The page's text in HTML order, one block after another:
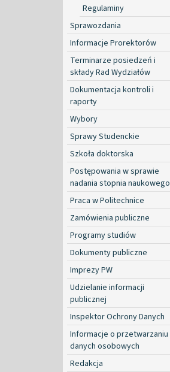
Regulaminy
Sprawozdania
Informacje Prorektorów
Terminarze posiedzeń i
składy Rad Wydziałów
Dokumentacja kontroli i
raporty
Wybory
Sprawy Studenckie
Szkoła doktorska
Postępowania w sprawie
nadania stopnia naukowego
Praca w Politechnice
Zamówienia publiczne
Programy studiów
Dokumenty publiczne
Imprezy PW
Udzielanie informacji
publicznej
Inspektor Ochrony Danych
Informacje o przetwarzaniu
danych osobowych
Redakcja